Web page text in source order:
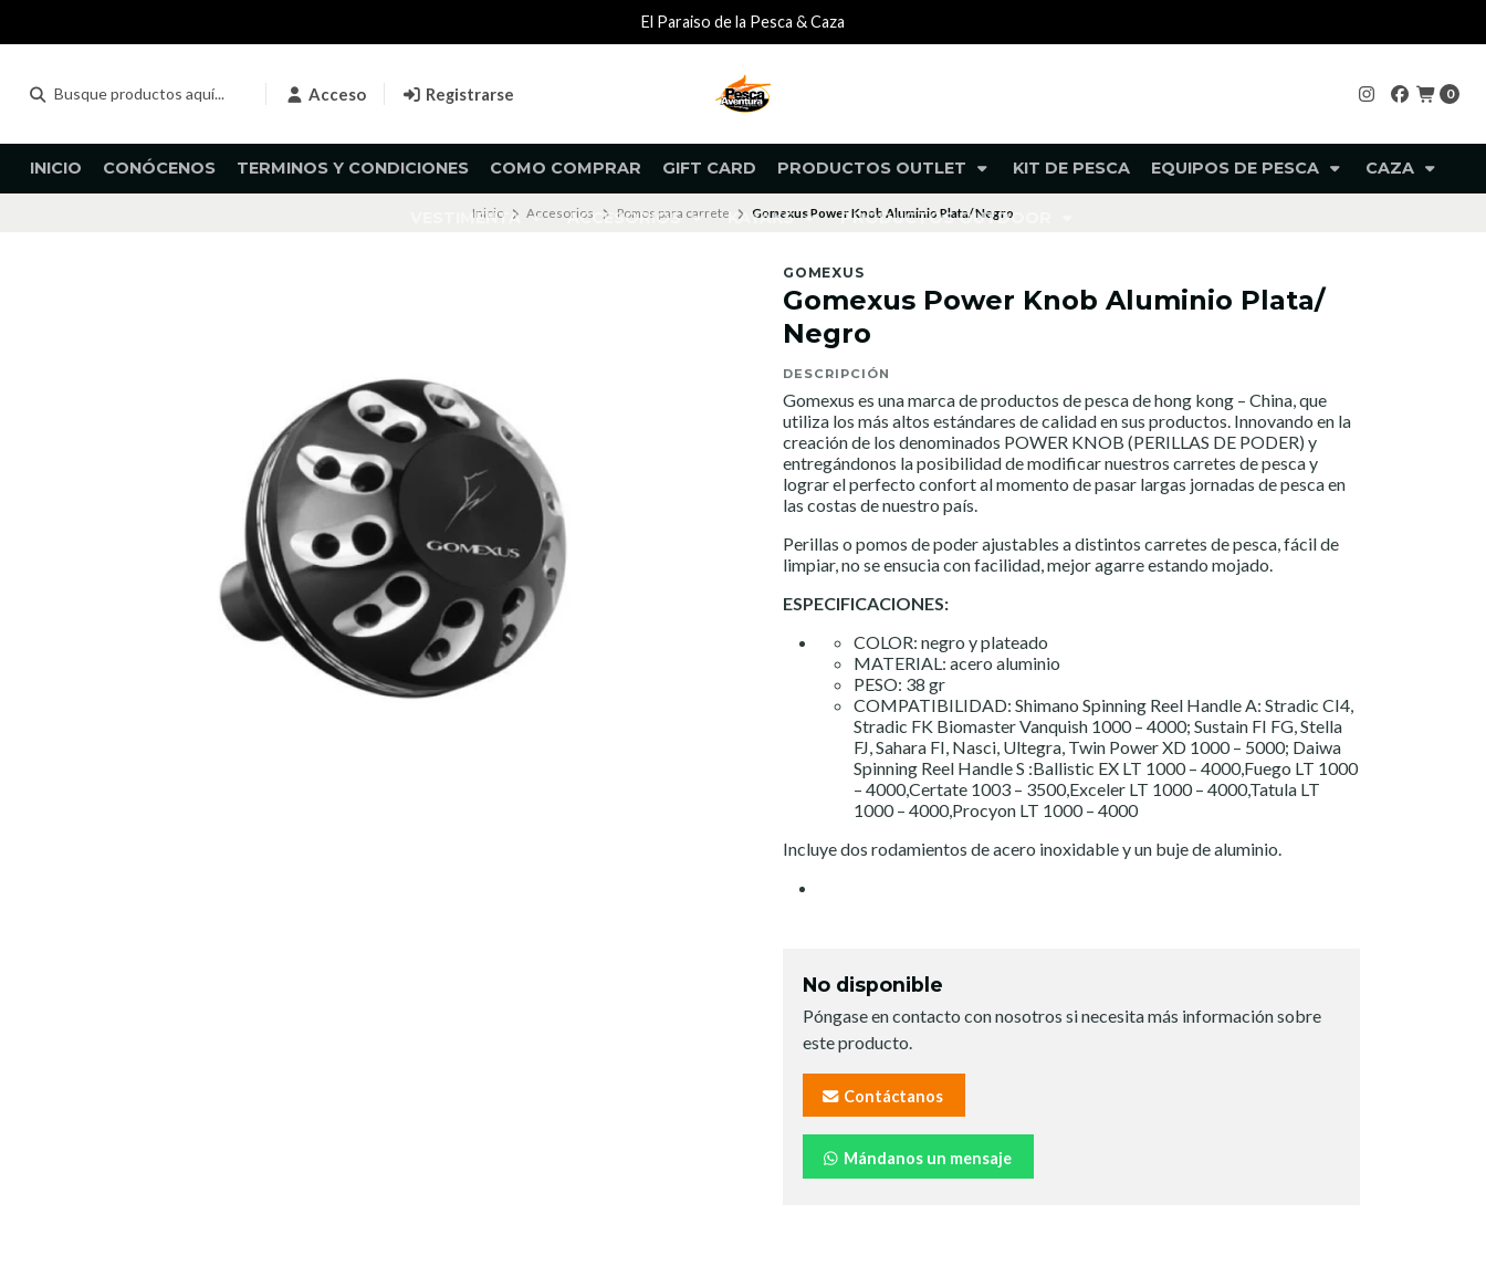
Acceso Registrarse 0
INICIO CONÓCENOS TERMINOS Y CONDICIONES COMO COMPRAR GIFT CARD PRODUCTOS OUTLET KIT DE PESCA EQUIPOS DE PESCA CAZA
VESTIMENTA ACCESORIOS KAYAKS PRODUCTOS OUTDOOR
El Paraiso de la Pesca & Caza
Inicio Accesorios Pomos para carrete Gomexus Power Knob Aluminio Plata/ Negro
GOMEXUS
Gomexus Power Knob Aluminio Plata/
Negro
DESCRIPCIÓN
Gomexus es una marca de productos de pesca de hong kong – China, que
utiliza los más altos estándares de calidad en sus productos. Innovando en la
creación de los denominados POWER KNOB (PERILLAS DE PODER) y
entregándonos la posibilidad de modificar nuestros carretes de pesca y
lograr el perfecto confort al momento de pasar largas jornadas de pesca en
las costas de nuestro país.
Perillas o pomos de poder ajustables a distintos carretes de pesca, fácil de
limpiar, no se ensucia con facilidad, mejor agarre estando mojado.
ESPECIFICACIONES:
COLOR: negro y plateado
MATERIAL: acero aluminio
PESO: 38 gr
COMPATIBILIDAD: Shimano Spinning Reel Handle A: Stradic CI4,
Stradic FK Biomaster Vanquish 1000 – 4000; Sustain FI FG, Stella
FJ, Sahara FI, Nasci, Ultegra, Twin Power XD 1000 – 5000; Daiwa
Spinning Reel Handle S :Ballistic EX LT 1000 – 4000,Fuego LT 1000
– 4000,Certate 1003 – 3500,Exceler LT 1000 – 4000,Tatula LT
1000 – 4000,Procyon LT 1000 – 4000
Incluye dos rodamientos de acero inoxidable y un buje de aluminio.
No disponible
Póngase en contacto con nosotros si necesita más información sobre
este producto.
Contáctanos
Mándanos un mensaje